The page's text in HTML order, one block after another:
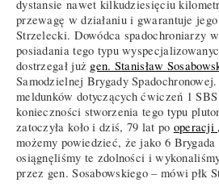
dystansie nawet kilkudziesięciu
przewagę w działaniu i gwarantuje
Strzelecki. Dowódca spadochroniarzy
posiadania tego typu
dostrzegał już gen. Stanisław
Samodzielnej Brygady
meldunków dotyczących ćwiczeń 1
konieczności stworzenia tego typu
zatoczyła koło i dziś, 79 lat po operacji
możemy powiedzieć, że jako 6 Brygada
osiągnęliśmy te zdolności i
przez gen. Sosabowskiego – mówi płk